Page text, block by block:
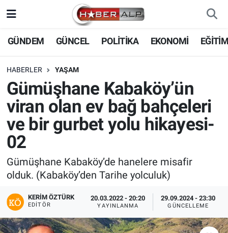
GÜNDEM GÜNCEL POLİTİKA EKONOMİ
HABERLER YAŞAM
Gümüşhane Kabaköy’ün
viran olan ev bağ bahçeleri
ve bir gurbet yolu hikayesi-
02
Gümüşhane Kabaköy’de hanelere misafir
olduk. (Kabaköy’den Tarihe yolculuk)
KERIM ÖZTÜRK
EDITÖR
20.03.2022 - 20:20
YAYINLANMA
29.09.2024 - 23:30
GÜNCELLEME
Nöbetçi Eczaneler
Hava Durumu
Trafik Durumu
Süper Lig Puan Durumu ve Fikstür
Son Dakika Haberleri
Haber Arşivi